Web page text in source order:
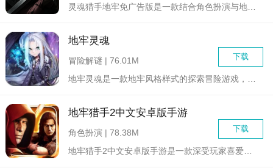
地牢灵魂
下载
冒险解谜 | 76.01M
地牢猎手2中文安卓版手游
下载
角色扮演 | 78.38M